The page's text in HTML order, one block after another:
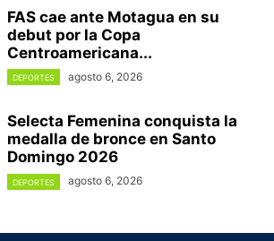
FAS cae ante Motagua en su
debut por la Copa
Centroamericana...
DEPORTES agosto 6, 2026
Selecta Femenina conquista la
medalla de bronce en Santo
Domingo 2026
DEPORTES agosto 6, 2026